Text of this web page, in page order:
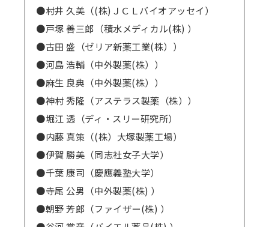
●村井 久美（(株)ＪＣＬバイオアッセイ）
●戸塚 善三郎（積水メディカル(株) ）
●古田 盛（ゼリア新薬工業(株））
●河島 浩輔（中外製薬(株））
●麻生 良典（中外製薬(株））
●神村 秀隆（アステラス製薬（株））
●堀江 透（ディ・スリー研究所）
●内藤 真策（(株）大塚製薬工場）
●伊賀 勝美（同志社女子大学）
●千葉 康司（慶應義塾大学）
●寺尾 公男（中外製薬(株) ）
●朝野 芳郎（ファイザー(株) ）